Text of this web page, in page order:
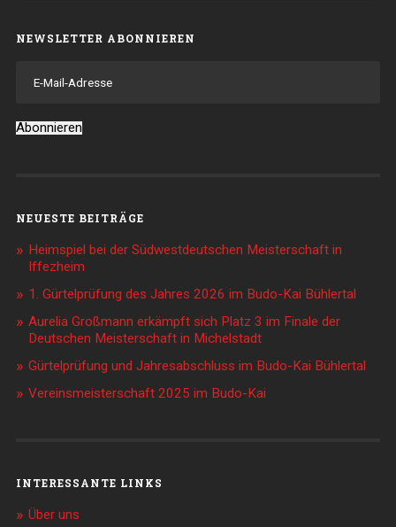
NEWSLETTER ABONNIEREN
Mail-
Abonnieren
NEUESTE BEITRÄGE
Heimspiel bei der Südwestdeutschen Meisterschaft in
Iffezheim
1. Gürtelprüfung des Jahres 2026 im Budo-Kai Bühlertal
Aurelia Großmann erkämpft sich Platz 3 im Finale der
Deutschen Meisterschaft in Michelstadt
Gürtelprüfung und Jahresabschluss im Budo-Kai Bühlertal
Vereinsmeisterschaft 2025 im Budo-Kai
INTERESSANTE LINKS
Über uns